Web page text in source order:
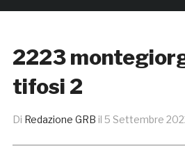
2223
tifosi 2
Di Redazione GRB il 5 Settembre